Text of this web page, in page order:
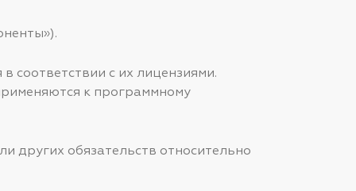
соответствии с их лицензиями.
к программному
других обязательств относительно